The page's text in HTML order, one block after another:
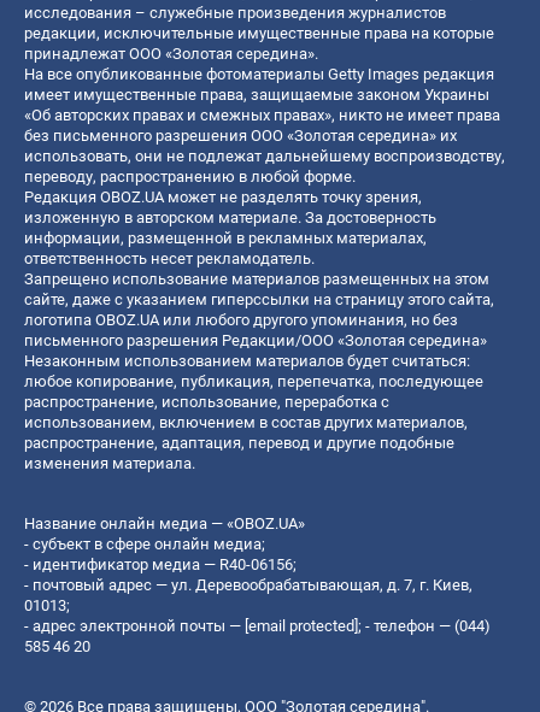
исследования – служебные произведения журналистов
редакции, исключительные имущественные права на которые
принадлежат ООО «Золотая середина».
На все опубликованные фотоматериалы Getty Images редакция
имеет имущественные права, защищаемые законом Украины
«Об авторских правах и смежных правах», никто не имеет права
без письменного разрешения ООО «Золотая середина» их
использовать, они не подлежат дальнейшему воспроизводству,
переводу, распространению в любой форме.
Редакция OBOZ.UA может не разделять точку зрения,
изложенную в авторском материале. За достоверность
информации, размещенной в рекламных материалах,
ответственность несет рекламодатель.
Запрещено использование материалов размещенных на этом
сайте, даже с указанием гиперссылки на страницу этого сайта,
логотипа OBOZ.UA или любого другого упоминания, но без
письменного разрешения Редакции/ООО «Золотая середина»
Незаконным использованием материалов будет считаться:
любое копирование, публикация, перепечатка, последующее
распространение, использование, переработка с
использованием, включением в состав других материалов,
распространение, адаптация, перевод и другие подобные
изменения материала.
Название онлайн медиа — «OBOZ.UA»
- субъект в сфере онлайн медиа;
- идентификатор медиа — R40-06156;
- почтовый адрес — ул. Деревообрабатывающая, д. 7, г. Киев,
01013;
- адрес электронной почты — [email protected]; - телефон — (044)
585 46 20
© 2026 Все права защищены, ООО "Золотая середина".